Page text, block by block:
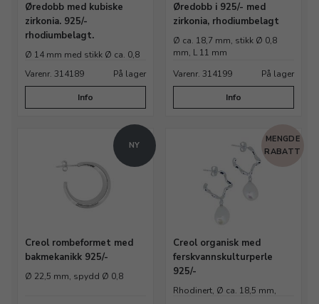
Øredobb med kubiske
zirkonia. 925/-
rhodiumbelagt.
Ø 14 mm med stikk Ø ca. 0,8
Varenr. 314189 På lager
Info
Øredobb i 925/- med
zirkonia, rhodiumbelagt
Ø ca. 18,7 mm, stikk Ø 0,8
mm, L 11 mm
Varenr. 314199
På lager
Info
NY
Creol rombeformet med
bakmekanikk 925/-
Ø 22,5 mm, spydd Ø 0,8
MENGDE
RABATT
Creol organisk med
ferskvannskulturperle
925/-
Rhodinert, Ø ca. 18,5 mm,